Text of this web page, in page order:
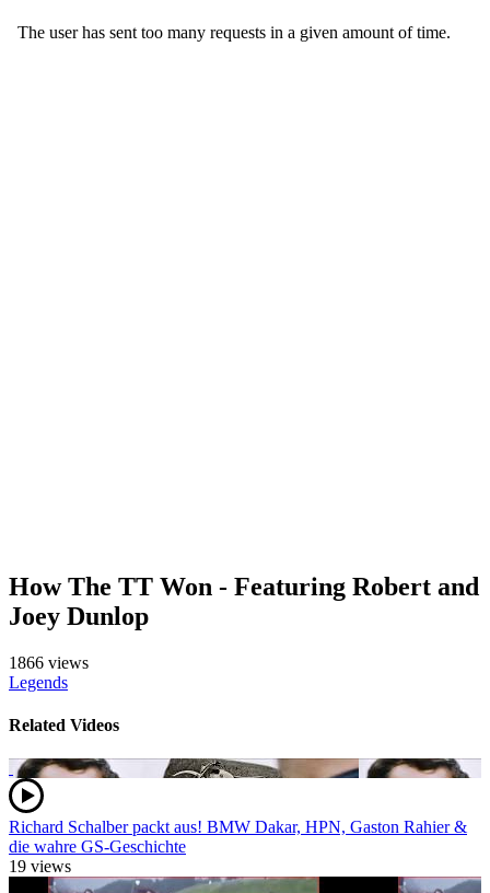
How The TT Won - Featuring Robert and
Joey Dunlop
1866 views
Legends
Related Videos
Richard Schalber packt aus! BMW Dakar, HPN, Gaston Rahier &
die wahre GS-Geschichte
19 views